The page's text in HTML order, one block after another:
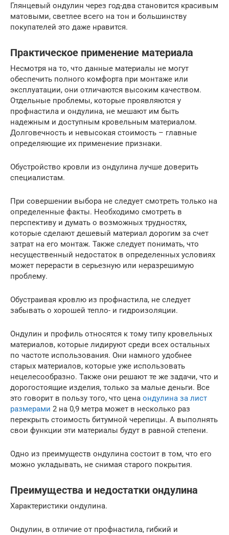
Глянцевый ондулин через год-два становится красивым
матовыми, светлее всего на тон и большинству
покупателей это даже нравится.
Практическое применение материала
Несмотря на то, что данные материалы не могут
обеспечить полного комфорта при монтаже или
эксплуатации, они отличаются высоким качеством.
Отдельные проблемы, которые проявляются у
профнастила и ондулина, не мешают им быть
надежным и доступным кровельным материалом.
Долговечность и невысокая стоимость – главные
определяющие их применение признаки.
Обустройство кровли из ондулина лучше доверить
специалистам.
При совершении выбора не следует смотреть только на
определенные факты. Необходимо смотреть в
перспективу и думать о возможных трудностях,
которые сделают дешевый материал дорогим за счет
затрат на его монтаж. Также следует понимать, что
несущественный недостаток в определенных условиях
может перерасти в серьезную или неразрешимую
проблему.
Обустраивая кровлю из профнастила, не следует
забывать о хорошей тепло- и гидроизоляции.
Ондулин и профиль относятся к тому типу кровельных
материалов, которые лидируют среди всех остальных
по частоте использования. Они намного удобнее
старых материалов, которые уже использовать
нецелесообразно. Также они решают те же задачи, что и
дорогостоящие изделия, только за малые деньги. Все
это говорит в пользу того, что цена ондулина за лист
размерами 2 на 0,9 метра может в несколько раз
перекрыть стоимость битумной черепицы. А выполнять
свои функции эти материалы будут в равной степени.
Одно из преимуществ ондулина состоит в том, что его
можно укладывать, не снимая старого покрытия.
Преимущества и недостатки ондулина
Характеристики ондулина.
Ондулин, в отличие от профнастила, гибкий и